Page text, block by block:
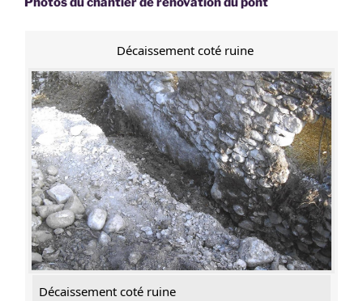
Décaissement coté ruine
Décaissement coté ruine